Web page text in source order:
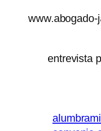
www.abogado-
entrevista